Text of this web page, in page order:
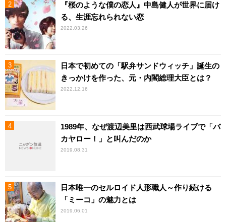
『桜のような僕の恋人』中島健人が世界に届け
る、生涯忘れられない恋
2022.03.26
日本で初めての「駅弁サンドウィッチ」誕生の
きっかけを作った、元・内閣総理大臣とは？
2022.12.16
1989年、なぜ渡辺美里は西武球場ライブで「バ
カヤロー！」と叫んだのか
2019.08.31
日本唯一のセルロイド人形職人～作り続ける
「ミーコ」の魅力とは
2019.06.01